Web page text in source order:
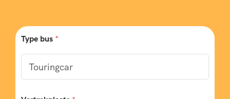
Type bus *